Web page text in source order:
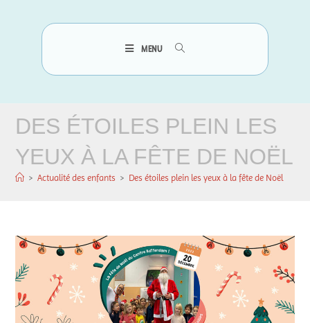
MENU
DES ÉTOILES PLEIN LES
YEUX À LA FÊTE DE NOËL
> Actualité des enfants > Des étoiles plein les yeux à la fête de Noël